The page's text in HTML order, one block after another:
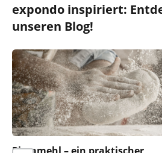
expondo inspiriert:
unseren Blog!